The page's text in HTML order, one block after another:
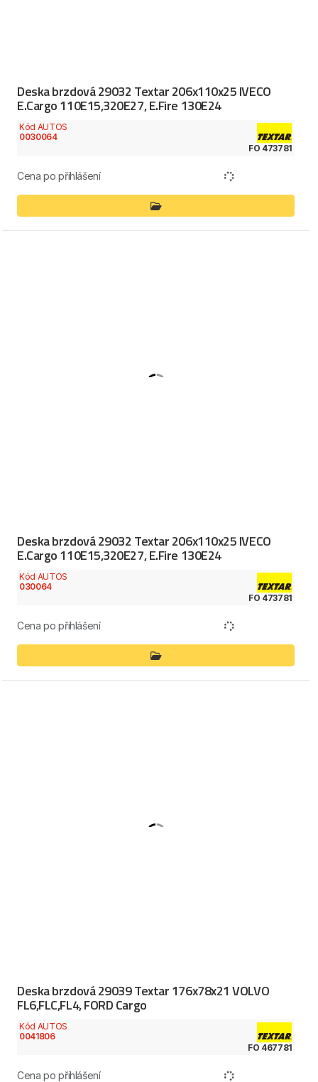
Deska brzdová 29032 Textar 206x110x25 IVECO
E.Cargo 110E15,320E27, E.Fire 130E24
Kód AUTOS
0030064
FO 473781
Cena po přihlášení
Deska brzdová 29032 Textar 206x110x25 IVECO
E.Cargo 110E15,320E27, E.Fire 130E24
Kód AUTOS
030064
FO 473781
Cena po přihlášení
Deska brzdová 29039 Textar 176x78x21 VOLVO
FL6,FLC,FL4, FORD Cargo
Kód AUTOS
0041806
FO 467781
Cena po přihlášení